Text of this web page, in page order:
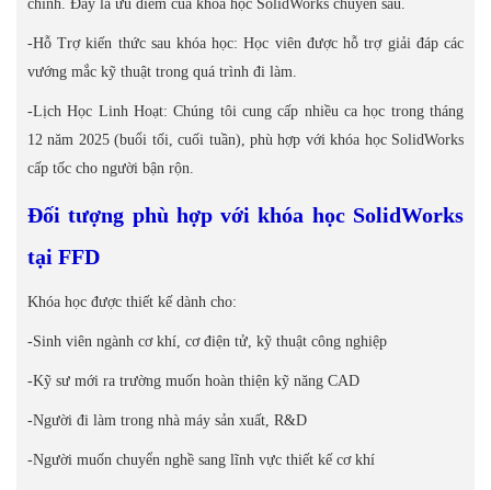
chỉnh. Đây là ưu điểm của khóa học SolidWorks chuyên sâu.
-Hỗ Trợ kiến thức sau khóa học: Học viên được hỗ trợ giải đáp các
vướng mắc kỹ thuật trong quá trình đi làm.
-Lịch Học Linh Hoạt: Chúng tôi cung cấp nhiều ca học trong tháng
12 năm 2025 (buổi tối, cuối tuần), phù hợp với khóa học SolidWorks
cấp tốc cho người bận rộn.
Đối tượng phù hợp với khóa học SolidWorks
tại FFD
Khóa học được thiết kế dành cho:
-Sinh viên ngành cơ khí, cơ điện tử, kỹ thuật công nghiệp
-Kỹ sư mới ra trường muốn hoàn thiện kỹ năng CAD
-Người đi làm trong nhà máy sản xuất, R&D
-Người muốn chuyển nghề sang lĩnh vực thiết kế cơ khí